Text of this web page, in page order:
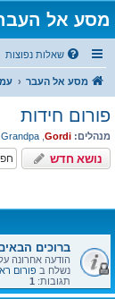
מסע אל העבר
שאלות נפוצות
מסע אל העבר
פורום חידות
מנהלים: Gordi
,
Grandpa
נושא חדש
ברוכים
הודעה אחרונה על
נשלח בפורום
תגובות: 1